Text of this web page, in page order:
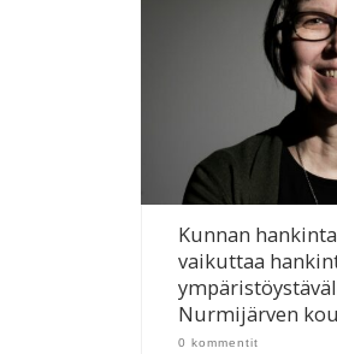
Kunnan
vaikuttaa
Nurmijärven
0 kommentit